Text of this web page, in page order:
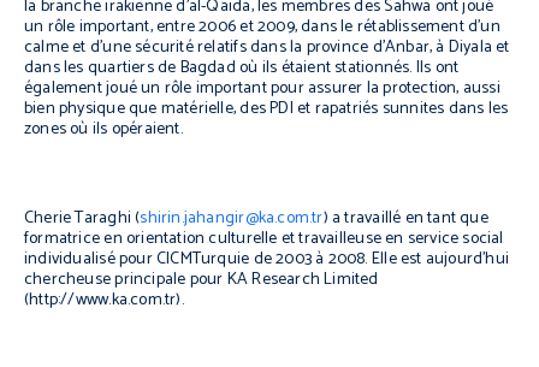
la branche irakienne d’al-Qaida, les membres des Sahwa ont joué
un rôle important, entre 2006 et 2009, dans le rétablissement d’un
calme et d’une sécurité relatifs dans la province d’Anbar, à Diyala et
dans les quartiers de Bagdad où ils étaient stationnés. Ils ont
également joué un rôle important pour assurer la protection, aussi
bien physique que matérielle, des PDI et rapatriés sunnites dans les
zones où ils opéraient.
Cherie Taraghi (shirin.jahangir@ka.com.tr) a travaillé en tant que
formatrice en orientation culturelle et travailleuse en service social
individualisé pour CICMTurquie de 2003 à 2008. Elle est aujourd’hui
chercheuse principale pour KA Research Limited
(http://www.ka.com.tr).